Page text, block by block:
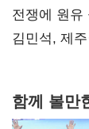
때리기
전쟁에 원
핵심으로 재
김민석, 제
함께 볼만